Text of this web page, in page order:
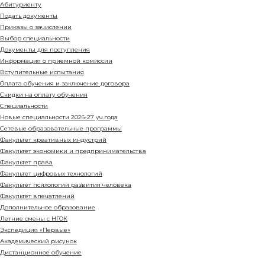
Абитуриенту
Подать документы
Приказы о зачислении
Выбор специальности
Документы для поступления
Информация о приемной комиссии
Вступительные испытания
Оплата обучения и заключение договора
Cкидки на оплату обучения
Специальности
Новые специальности 2026-27 уч.года
Сетевые образовательные программы
Факультет креативных индустрий
Факультет экономики и предпринимательства
Факультет права
Факультет цифровых технологий
Факультет психологии развития человека
Факультет впечатлений
Дополнительное образование
Летние смены с НГОК
Экспедиция «Первые»
Академический рисунок
Дистанционное обучение